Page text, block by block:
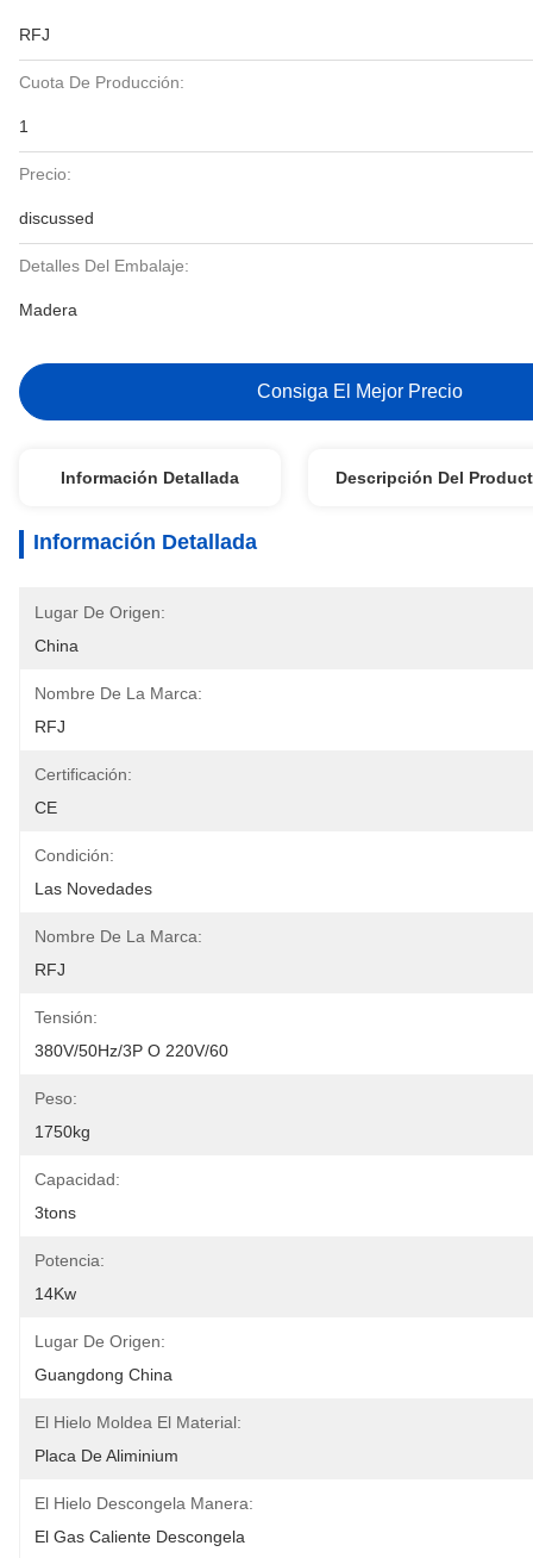
RFJ
Cuota De Producción:
1
Precio:
discussed
Detalles Del Embalaje:
Madera
Consiga El Mejor Precio
Información Detallada Descripción Del
Información Detallada
Lugar De Origen:
China
Nombre De La Marca:
RFJ
Certificación:
CE
Condición:
Las Novedades
Nombre De La Marca:
RFJ
Tensión:
380V/50Hz/3P O 220V/60
Peso:
1750kg
Capacidad:
3tons
Potencia:
14Kw
Lugar De Origen:
Guangdong China
El Hielo Moldea El Material:
Placa De Aliminium
El Hielo Descongela Manera:
El Gas Caliente Descongela